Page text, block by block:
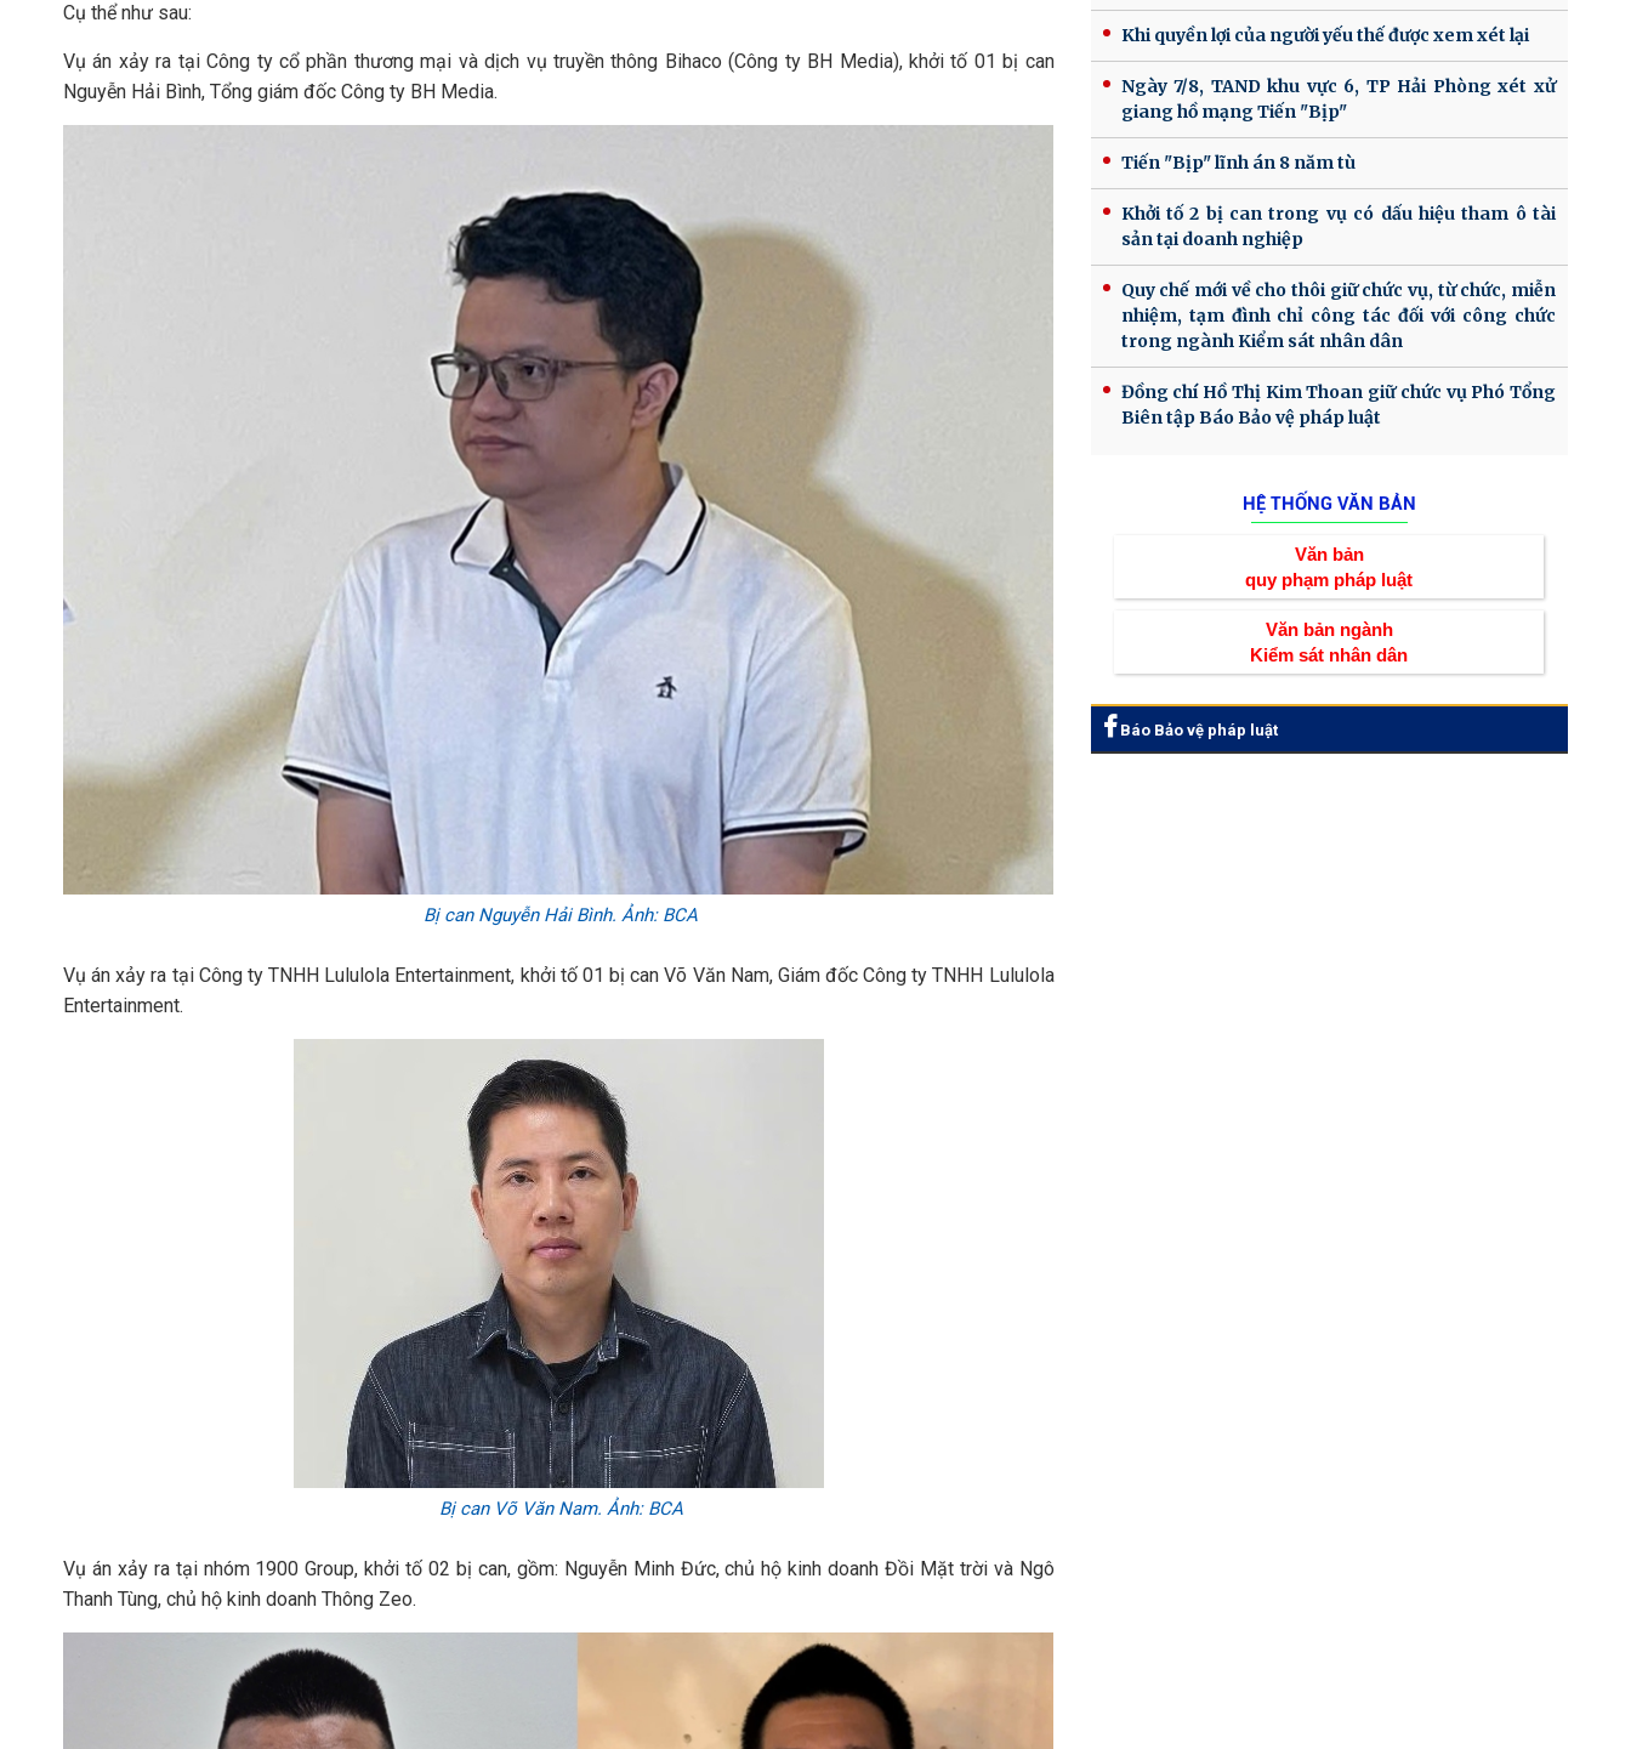
Cụ thể như sau:
Vụ án xảy ra tại Công ty cổ phần thương mại và dịch vụ truyền thông Bihaco (Công ty BH Media), khởi tố 01 bị can
Nguyễn Hải Bình, Tổng giám đốc Công ty BH Media.
Bị can Nguyễn Hải Bình. Ảnh: BCA
Vụ án xảy ra tại Công ty TNHH Lululola Entertainment, khởi tố 01 bị can Võ Văn Nam, Giám đốc Công ty TNHH Lululola
Entertainment.
Bị can Võ Văn Nam. Ảnh: BCA
Vụ án xảy ra tại nhóm 1900 Group, khởi tố 02 bị can, gồm: Nguyễn Minh Đức, chủ hộ kinh doanh Đồi Mặt trời và Ngô
Thanh Tùng, chủ hộ kinh doanh Thông Zeo.
Khi quyền lợi của người yếu thế được xem xét lại
Ngày 7/8, TAND khu vực 6, TP Hải Phòng xét xử
giang hồ mạng Tiến "Bịp"
Tiến "Bịp" lĩnh án 8 năm tù
Khởi tố 2 bị can trong vụ có dấu hiệu tham ô tài
sản tại doanh nghiệp
Quy chế mới về cho thôi giữ chức vụ, từ chức, miễn
nhiệm, tạm đình chỉ công tác đối với công chức
trong ngành Kiểm sát nhân dân
Đồng chí Hồ Thị Kim Thoan giữ chức vụ Phó Tổng
Biên tập Báo Bảo vệ pháp luật
HỆ THỐNG VĂN BẢN
Văn bản
quy phạm pháp luật
Văn bản ngành
Kiểm sát nhân dân
Báo Bảo vệ pháp luật